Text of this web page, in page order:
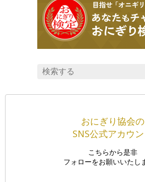
おにぎり協会の
SNS公式アカウン
こちらから是非
フォローをお願いいたし